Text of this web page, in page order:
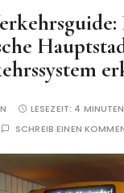
LESEZEIT: 4 MINUTEN
SCHREIB EINEN